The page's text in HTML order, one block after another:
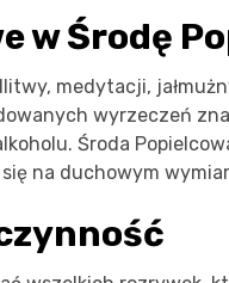
w Środę
medytacji,
wyrzeczeń
Środa
na duchowym